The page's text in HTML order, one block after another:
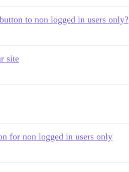
to non logged in users only?
site
for non logged in users only